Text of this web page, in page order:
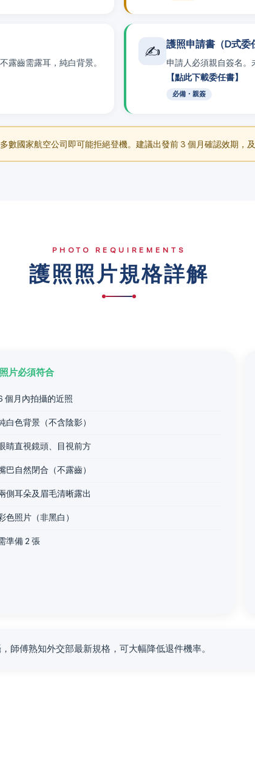
露齒需露耳，純白背景。
✍️ 護照申請書（D式委
申請人必須親自簽名。
【點此下載委任書】
必備・親簽
數國家航空公司即可能拒絕登機。建議出發前 3 個月確認效期，
PHOTO REQUIREMENTS
護照照片規格詳解
片必須符合
個月內拍攝的近照
白色背景（不含陰影）
睛直視鏡頭、目視前方
巴自然閉合（不露齒）
側耳朵及眉毛清晰露出
色照片（非黑白）
準備 2 張
師傅熟知外交部最新規格，可大幅降低退件機率。